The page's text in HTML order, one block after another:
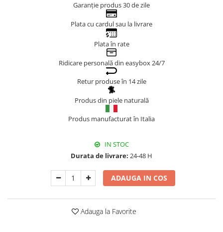
Garanție produs 30 de zile
Plata cu cardul sau la livrare
Plata în rate
Ridicare personală din easybox 24/7
Retur produse în 14 zile
Produs din piele naturală
Produs manufacturat în Italia
IN STOC
Durata de livrare: 24-48 H
ADAUGA IN COS
Adauga la Favorite